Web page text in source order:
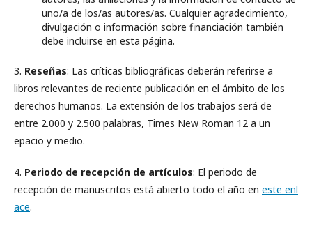
uno/a de los/as autores/as. Cualquier agradecimiento,
divulgación o información sobre financiación también
debe incluirse en esta página.
3. Reseñas: Las críticas bibliográficas deberán referirse a
libros relevantes de reciente publicación en el ámbito de los
derechos humanos. La extensión de los trabajos será de
entre 2.000 y 2.500 palabras, Times New Roman 12 a un
epacio y medio.
4. Periodo de recepción de artículos: El periodo de
recepción de manuscritos está abierto todo el año en este enl
ace.